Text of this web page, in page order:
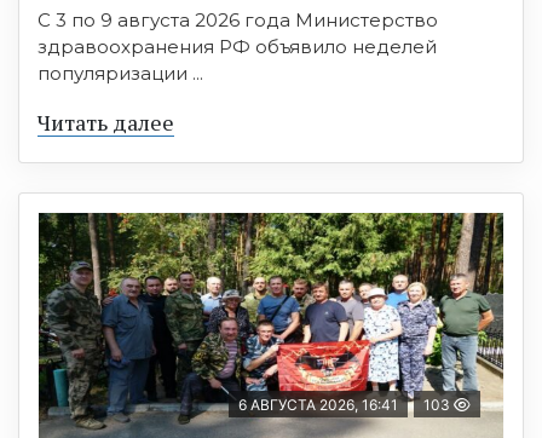
С 3 по 9 августа 2026 года Министерство
здравоохранения РФ объявило неделей
популяризации ...
Читать далее
6 АВГУСТА 2026, 16:41 103